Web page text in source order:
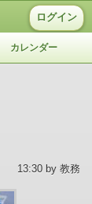
ログイン
カレンダー
13:30 by 教務